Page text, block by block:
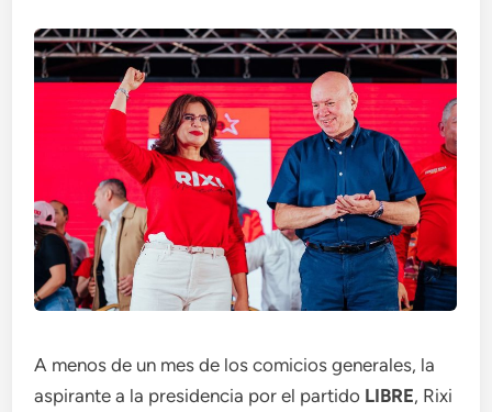
A menos de un mes de los comicios generales, la
aspirante a la presidencia por el partido LIBRE, Rixi